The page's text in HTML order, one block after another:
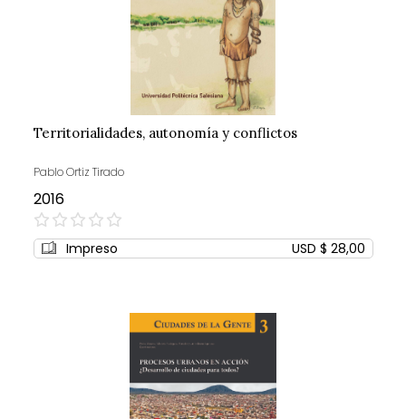
Territorialidades, autonomía y conflictos
Pablo Ortiz Tirado
2016
0%
Impreso USD $ 28,00